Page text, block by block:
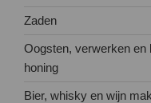
Zaden
Oogsten, verwerken en
honing
Bier, whisky en wijn